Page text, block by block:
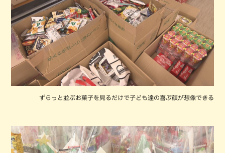
ずらっと並ぶお菓子を見るだけで子ども達の喜ぶ顔が想像できる